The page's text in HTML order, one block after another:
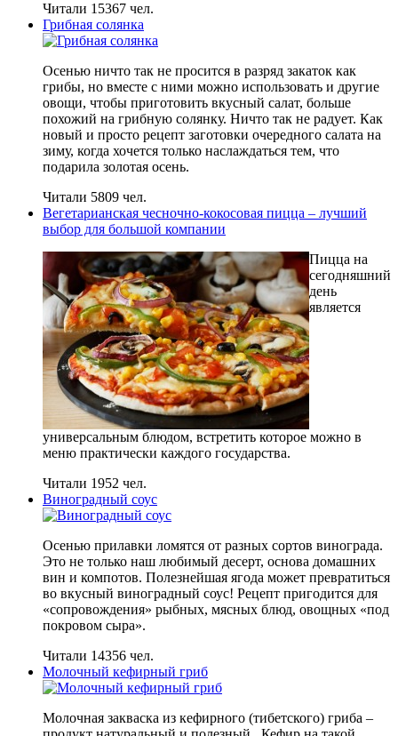
Читали 15367 чел.
Грибная солянка
Осенью ничто так не просится в разряд закаток как
грибы, но вместе с ними можно использовать и другие
овощи, чтобы приготовить вкусный салат, больше
похожий на грибную солянку. Ничто так не радует. Как
новый и просто рецепт заготовки очередного салата на
зиму, когда хочется только наслаждаться тем, что
подарила золотая осень.
Читали 5809 чел.
Вегетарианская чесночно-кокосовая пицца – лучший
выбор для большой компании
Пицца на
сегодняшний
день
является
универсальным блюдом, встретить которое можно в
меню практически каждого государства.
Читали 1952 чел.
Виноградный соус
Осенью прилавки ломятся от разных сортов винограда.
Это не только наш любимый десерт, основа домашних
вин и компотов. Полезнейшая ягода может превратиться
во вкусный виноградный соус! Рецепт пригодится для
«сопровождения» рыбных, мясных блюд, овощных «под
покровом сыра».
Читали 14356 чел.
Молочный кефирный гриб
Молочная закваска из кефирного (тибетского) гриба –